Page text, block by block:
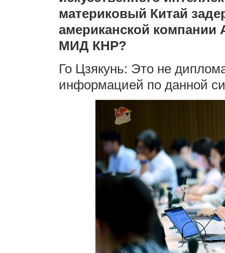
материковый Китай
американской компании
МИД КНР?
Го Цзякунь: Это не
информацией по данной